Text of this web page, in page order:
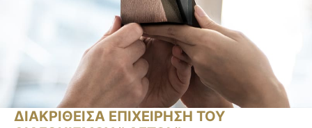
ΔΙΑΚΡΙΘΕΙΣΑ ΕΠΙΧΕΙΡΗΣΗ ΤΟΥ